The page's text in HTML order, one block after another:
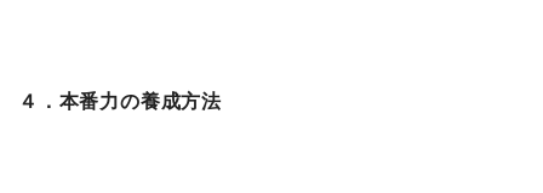
４．本番力の養成方法